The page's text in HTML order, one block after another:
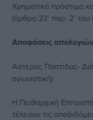
Χρηματικά πρόστιμα
(άρθρο 23’ παρ. 2’
Αποφάσεις απολογιών
Αστέρας Παστίδας-
αγωνιστική)
Η Πειθαρχική
τέλεσαν τις